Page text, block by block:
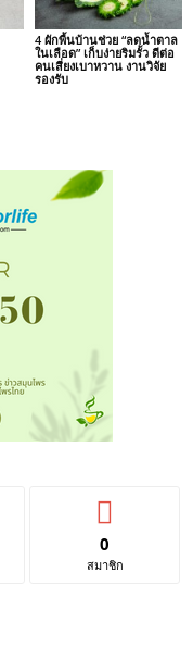
4 ผักพื้นบ้านช่วย “ลดน้ำตาล
ในเลือด” เก็บง่ายริมรั้ว ดีต่อ
คนเสี่ยงเบาหวาน งานวิจัย
รองรับ
0
สมาชิก